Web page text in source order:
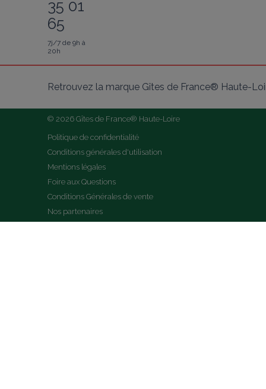
35 01
65
7j/7 de 9h à
20h
Retrouvez la marque Gîtes de France® Haute-
© 2026 Gîtes de France® Haute-Loire
Politique de confidentialité
Conditions générales d'utilisation
Mentions légales
Foire aux Questions
Conditions Générales de vente
Nos partenaires